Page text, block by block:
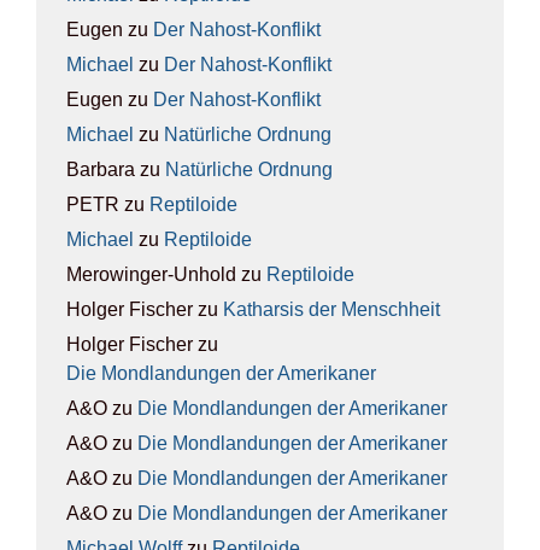
Eugen zu Der Nah­ost-Kon­flikt
Michael zu Der Nah­ost-Kon­flikt
Eugen zu Der Nah­ost-Kon­flikt
Michael zu Natür­li­che Ord­nung
Barbara zu Natür­li­che Ord­nung
PETR zu Rep­ti­lo­ide
Michael zu Rep­ti­lo­ide
Merowinger-Unhold zu Rep­ti­lo­ide
Holger Fischer zu Kathar­sis der Mensch­heit
Holger Fischer zu
Die Mond­lan­dun­gen der Ame­ri­ka­ner
A&O zu Die Mond­lan­dun­gen der Ame­ri­ka­ner
A&O zu Die Mond­lan­dun­gen der Ame­ri­ka­ner
A&O zu Die Mond­lan­dun­gen der Ame­ri­ka­ner
A&O zu Die Mond­lan­dun­gen der Ame­ri­ka­ner